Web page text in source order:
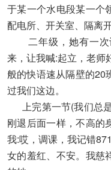
于某一个水电段某一个
配电所、开关室、隔离
二年级，她有一次
来，让我喊:起立，老师
般的快语速从隔壁的20
过我们这边。
上完第一节(我们总
刚退后面一样，不高的
我:哎，调课，我记错
女的羞红、不安。我慈